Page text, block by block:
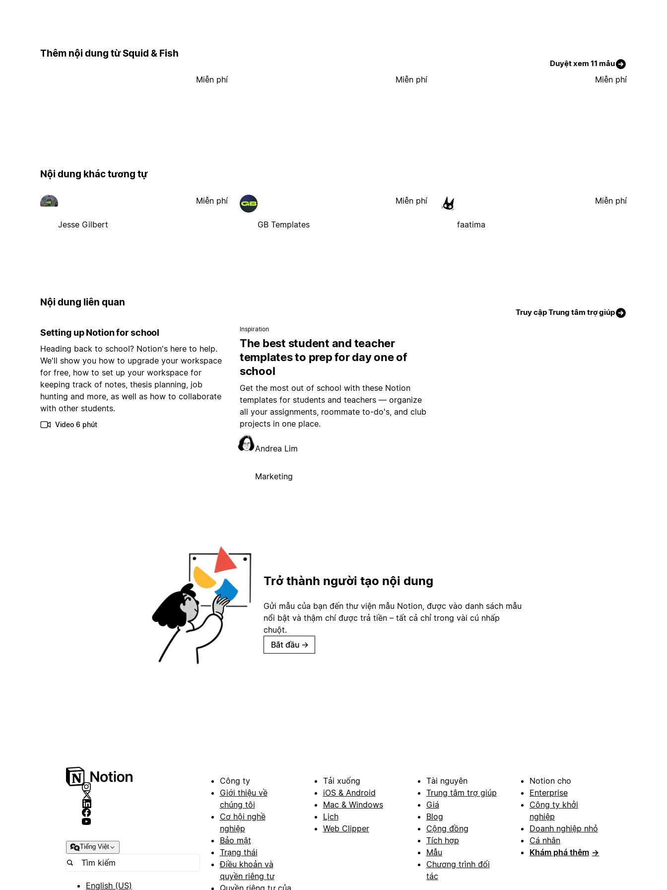
Thêm nội dung từ Squid & Fish
Duyệt xem 11 mẫu
Miễn phí Miễn phí Miễn phí
Nội dung khác tương tự
Jesse Gilbert
Miễn phí
GB Templates
Miễn phí
faatima
Miễn phí
Nội dung liên quan
Truy cập Trung tâm trợ giúp
Setting up Notion for school
Heading back to school? Notion's here to help.
We'll show you how to upgrade your workspace
for free, how to set up your workspace for
keeping track of notes, thesis planning, job
hunting and more, as well as how to collaborate
with other students.
Video 6 phút
Inspiration
The best student and teacher
templates to prep for day one of
school
Get the most out of school with these Notion
templates for students and teachers — organize
all your assignments, roommate to-do's, and club
projects in one place.
Andrea Lim
Marketing
Trở thành người tạo nội dung
Gửi mẫu của bạn đến thư viện mẫu Notion, được vào danh sách mẫu
nổi bật và thậm chí được trả tiền – tất cả chỉ trong vài cú nhấp
chuột.
Bắt đầu →
Tiếng Việt
English (US)
Công ty
Giới thiệu về
chúng tôi
Cơ hội nghề
nghiệp
Bảo mật
Trạng thái
Điều khoản và
quyền riêng tư
Tải xuống
iOS & Android
Mac & Windows
Lịch
Web Clipper
Tài nguyên
Trung tâm trợ giúp
Giá
Blog
Cộng đồng
Tích hợp
Mẫu
Chương trình đối
tác
Notion cho
Enterprise
Công ty khởi
nghiệp
Doanh nghiệp nhỏ
Cá nhân
Khám phá thêm →